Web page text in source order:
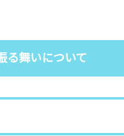
る舞いについて